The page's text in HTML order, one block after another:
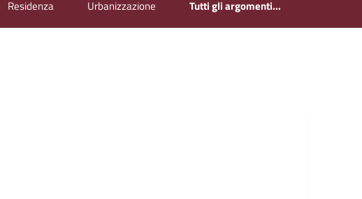
Residenza Urbanizzazione Tutti gli argomenti...